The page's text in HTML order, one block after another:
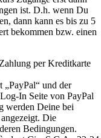
ist. D.h. wenn Du
dann kann es bis zu 5
bekommen bzw. einen
per Kreditkarte
„PayPal“ und der
In Seite von PayPal
werden Deine bei
Die
Bedingungen.